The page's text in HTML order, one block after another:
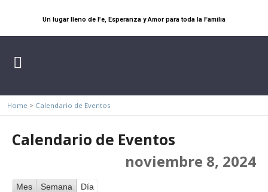
Un lugar lleno de Fe, Esperanza y Amor para toda la Familia
Home > Calendario de Eventos
Calendario de Eventos
noviembre 8, 2024
Mes Semana Día